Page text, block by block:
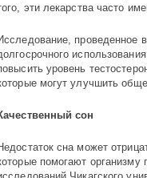
эти лекарства часто
проведенное
уровень
могут улучшить
сон
сна может
помогают